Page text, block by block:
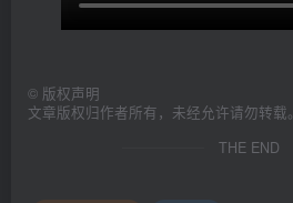
© 版权声明
文章版权归作者所有，未经允许请勿转载。
THE END